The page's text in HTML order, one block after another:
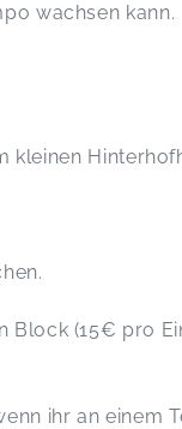
wachsen kann.
kleinen
Block (15€ pro
ihr an einem